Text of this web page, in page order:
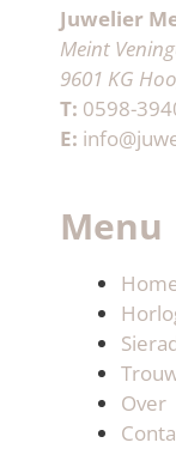
Juwelier
Meint
9601 KG
T: 0598-
E:
Menu
Over